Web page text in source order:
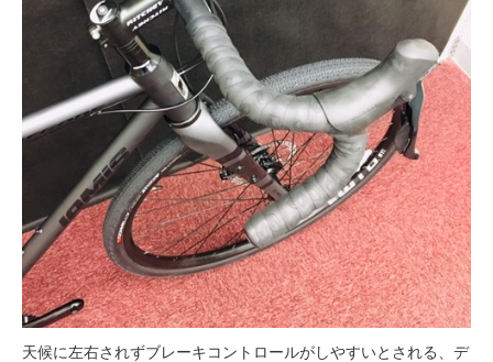
天候に左右されずブレーキコントロールがしやすいとされる、デ